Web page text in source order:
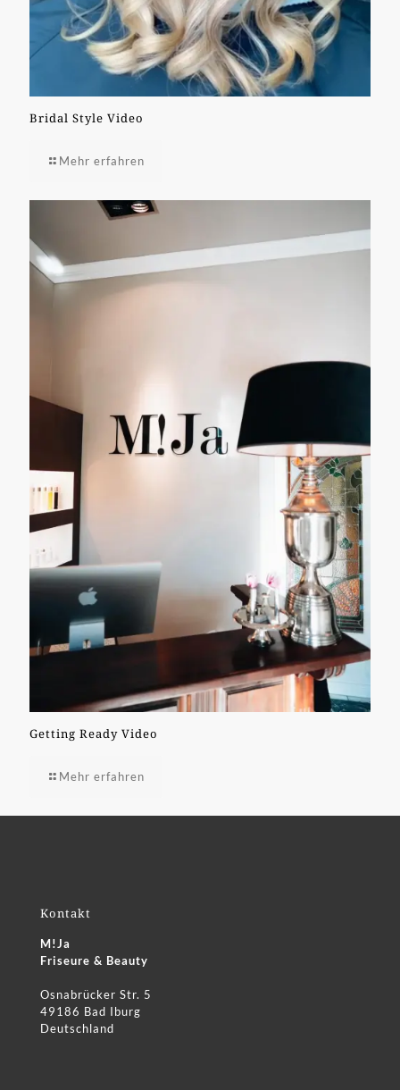
Bridal Style Video
Mehr erfahren
Getting Ready Video
Mehr erfahren
Kontakt
M!Ja
Friseure & Beauty
Osnabrücker Str. 5
49186 Bad Iburg
Deutschland